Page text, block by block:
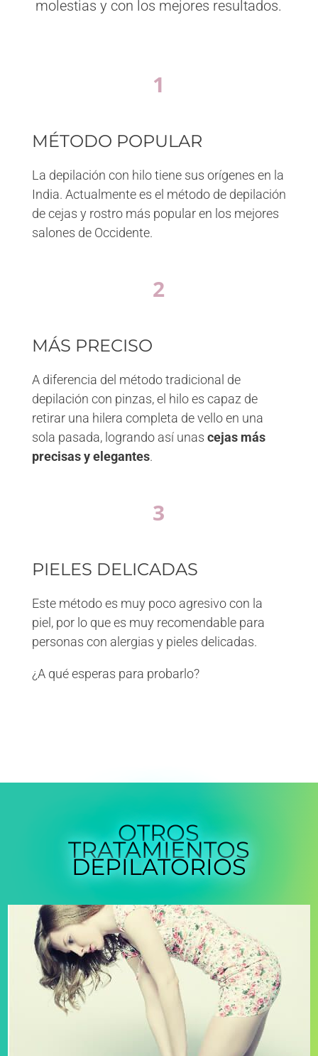
molestias y con los mejores resultados.
1
MÉTODO POPULAR
La depilación con hilo tiene sus orígenes en la
India. Actualmente es el método de depilación
de cejas y rostro más popular en los mejores
salones de Occidente.
2
MÁS PRECISO
A diferencia del método tradicional de
depilación con pinzas, el hilo es capaz de
retirar una hilera completa de vello en una
sola pasada, logrando así unas cejas más
precisas y elegantes.
3
PIELES DELICADAS
Este método es muy poco agresivo con la
piel, por lo que es muy recomendable para
personas con alergias y pieles delicadas.
¿A qué esperas para probarlo?
OTROS
TRATAMIENTOS
DEPILATORIOS